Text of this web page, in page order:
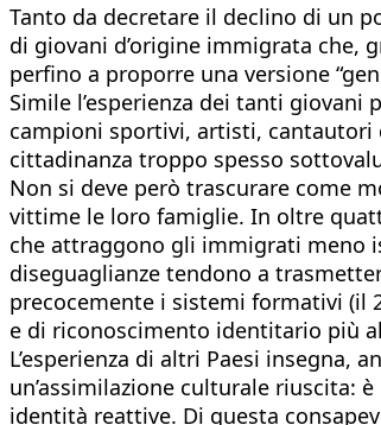
Tanto da decretare il declino di un
di giovani d’origine immigrata che,
perfino a proporre una versione
Simile l’esperienza dei tanti
campioni sportivi, artisti, cantautori
cittadinanza troppo spesso
Non si deve però trascurare come
vittime le loro famiglie. In oltre
che attraggono gli immigrati meno
diseguaglianze tendono a
precocemente i sistemi formativi (il
e di riconoscimento identitario più
L’esperienza di altri Paesi insegna,
un’assimilazione culturale riuscita:
identità reattive. Di questa